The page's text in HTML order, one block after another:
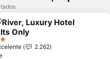
a favoritos
River, Luxury Hotel
Only
2.262